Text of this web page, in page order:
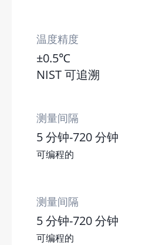
温度精度
±0.5℃
NIST 可追溯
测量间隔
5 分钟-720 分钟
可编程的
测量间隔
5 分钟-720 分钟
可编程的